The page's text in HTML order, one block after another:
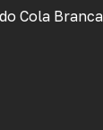
Cola Branca